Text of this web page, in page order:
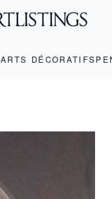
ARTS DÉCORATIFS